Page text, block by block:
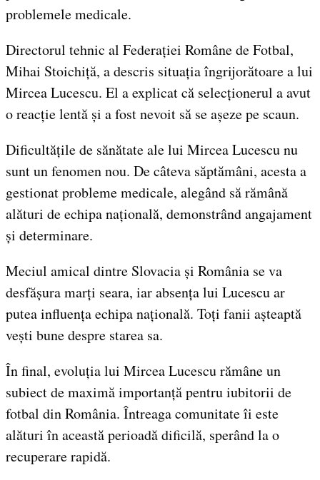
problemele medicale.
Directorul tehnic al Federației Române de Fotbal,
Mihai Stoichiță, a descris situația îngrijorătoare a lui
Mircea Lucescu. El a explicat că selecționerul a avut
o reacție lentă și a fost nevoit să se așeze pe scaun.
Dificultățile de sănătate ale lui Mircea Lucescu nu
sunt un fenomen nou. De câteva săptămâni, acesta a
gestionat probleme medicale, alegând să rămână
alături de echipa națională, demonstrând angajament
și determinare.
Meciul amical dintre Slovacia și România se va
desfășura marți seara, iar absența lui Lucescu ar
putea influența echipa națională. Toți fanii așteaptă
vești bune despre starea sa.
În final, evoluția lui Mircea Lucescu rămâne un
subiect de maximă importanță pentru iubitorii de
fotbal din România. Întreaga comunitate îi este
alături în această perioadă dificilă, sperând la o
recuperare rapidă.